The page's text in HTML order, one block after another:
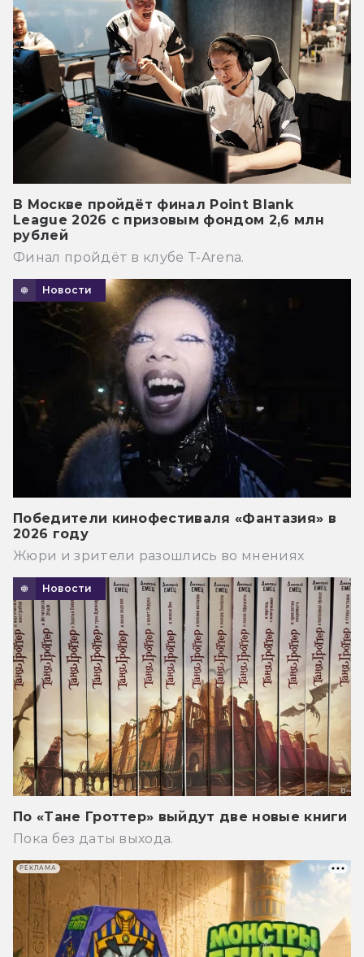
В Москве пройдёт финал Point Blank
League 2026 с призовым фондом 2,6 млн
рублей
Финал пройдёт в клубе T-Arena.
Новости
Победители кинофестиваля «Фантазия» в
2026 году
Жюри и зрители разошлись во мнениях
Новости
По «Тане Гроттер» выйдут две новые книги
Пока без даты выхода.
РЕКЛАМА